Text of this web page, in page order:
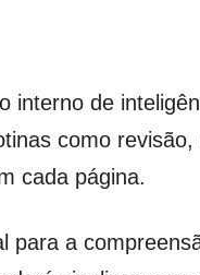
interno de
como
cada página.
a